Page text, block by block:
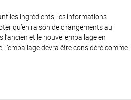
les ingrédients, les informations
qu’en raison de changements au
et le nouvel emballage en
devra être considéré comme